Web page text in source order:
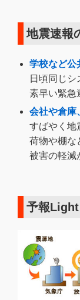
地震速報
学校など公
日頃同じ
素早い緊急
会社や倉庫
すばやく地
荷物や棚な
被害の軽減
予報Light